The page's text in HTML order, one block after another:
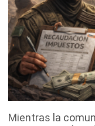
Mientras la